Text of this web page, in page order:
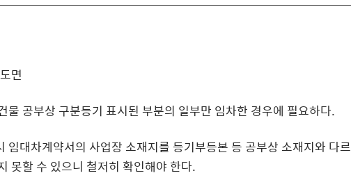
면
물 공부상 구분등기 표시된 부분의 일부만 임차한 경우에 필요하다.
임대차계약서의 사업장 소재지를 등기부등본 등 공부상 소재지와 다르
못할 수 있으니 철저히 확인해야 한다.